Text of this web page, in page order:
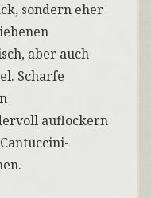
sondern eher
aber auch
Scharfe
auflockern